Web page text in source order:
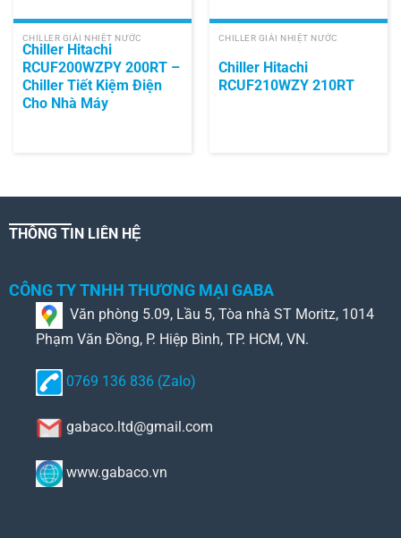
CHILLER GIẢI NHIỆT NƯỚC
Chiller Hitachi
RCUF200WZPY 200RT –
Chiller Tiết Kiệm Điện
Cho Nhà Máy
CHILLER GIẢI NHIỆT NƯỚC
Chiller Hitachi
RCUF210WZY 210RT
THÔNG TIN LIÊN HỆ
CÔNG TY TNHH THƯƠNG MẠI GABA
Văn phòng 5.09, Lầu 5, Tòa nhà ST Moritz, 1014
Phạm Văn Đồng, P. Hiệp Bình, TP. HCM, VN.
0769 136 836 (Zalo)
gabaco.ltd@gmail.com
www.gabaco.vn